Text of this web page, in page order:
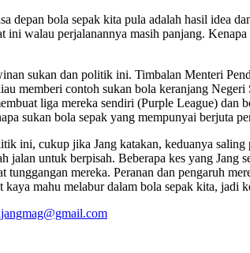
depan bola sepak kita pula adalah hasil
ini walau perjalanannya masih panjang.
sukan dan politik ini. Timbalan Menteri
memberi contoh sukan bola keranjang
liga mereka sendiri (Purple League)
sukan bola sepak yang mempunyai berjuta
ini, cukup jika Jang katakan, keduanya
jalan untuk berpisah. Beberapa kes yang
mereka. Peranan dan pengaruh
mahu melabur dalam bola sepak kita,